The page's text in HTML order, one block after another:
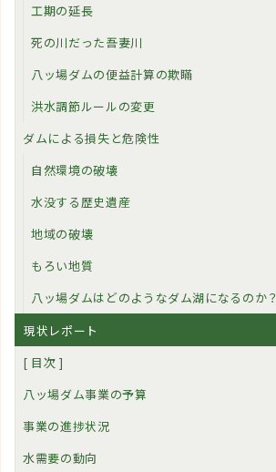
工期の延長
死の川だった吾妻川
八ッ場ダムの便益計算の欺瞞
洪水調節ルールの変更
ダムによる損失と危険性
自然環境の破壊
水没する歴史遺産
地域の破壊
もろい地質
八ッ場ダムはどのようなダム湖になるのか？
現状レポート
[ 目次 ]
八ッ場ダム事業の予算
事業の進捗状況
水需要の動向